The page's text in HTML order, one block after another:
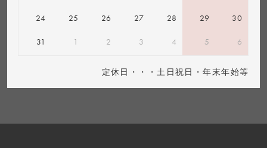
24 25 26 27 28 29 30
31 1 2 3 4 5 6
定休日・・・土日祝日・年末年始等